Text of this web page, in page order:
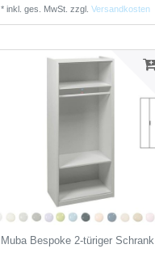
*inkl. ges. MwSt. zzgl.Versandkosten
Muba Bespoke 2-türiger Schrank